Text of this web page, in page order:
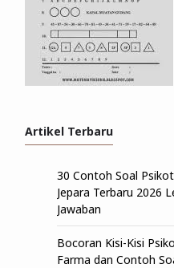
Artikel Terbaru
30 Contoh Soal
Jepara Terbaru 2026
Jawaban
Bocoran Kisi-Kisi
Farma dan Contoh